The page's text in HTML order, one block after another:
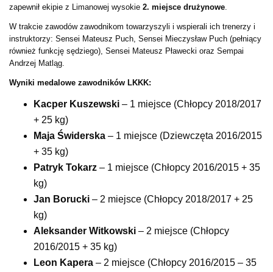
zapewnił ekipie z Limanowej wysokie 2. miejsce drużynowe
W trakcie zawodów zawodnikom towarzyszyli i wspierali ich trenerzy i
instruktorzy: Sensei Mateusz Puch, Sensei Mieczysław Puch (pełniący
również funkcję sędziego), Sensei Mateusz Pławecki oraz Sempai
Andrzej Matląg.
Wyniki medalowe zawodników LKKK:
Kacper Kuszewski – 1 miejsce (Chłopcy 2018/2017
+ 25 kg)
Maja Świderska – 1 miejsce (Dziewczęta 2016/2015
+ 35 kg)
Patryk Tokarz – 1 miejsce (Chłopcy 2016/2015 + 35
kg)
Jan Borucki – 2 miejsce (Chłopcy 2018/2017 + 25
kg)
Aleksander Witkowski – 2 miejsce (Chłopcy
2016/2015 + 35 kg)
Leon Kapera – 2 miejsce (Chłopcy 2016/2015 – 35